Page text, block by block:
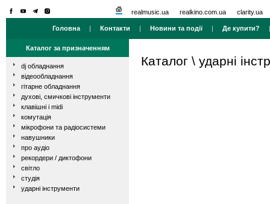
realmusic.ua realkino.com.ua clarity.ua
Головна | Контакти | Новини та події| Де купити?
Каталог за призначенням
dj обладнання
відеообладнання
гітарне обладнання
духові, смичкові інструменти
клавішні і midi
комутація
мікрофони та радіосистеми
навушники
про аудіо
рекордери / диктофони
світло
студія
ударні інструменти
Каталог \ ударні